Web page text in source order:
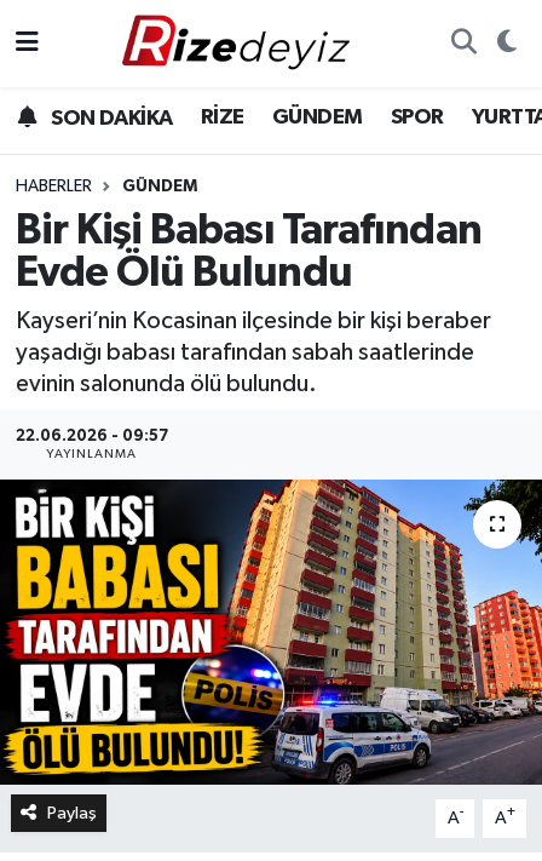
SON DAKİKA RİZE GÜNDEM SPOR
HABERLER GÜNDEM
Bir Kişi Babası Tarafından
Evde Ölü Bulundu
Kayseri’nin Kocasinan ilçesinde bir kişi beraber
yaşadığı babası tarafından sabah saatlerinde
evinin salonunda ölü bulundu.
22.06.2026 - 09:57
YAYINLANMA
Paylaş A- A+
Gündem
Yurttan Haberler
Ekonomi
Teknoloji
Rize Hava Durumu
Rize Trafik Yoğunluk Haritası
Süper Lig Puan Durumu ve Fikstür
Tüm Manşetler
Haber Arşivi